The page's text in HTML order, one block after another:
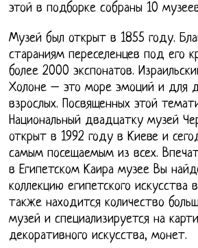
этой в подборке собраны 10
Музей был открыт в 1855 году.
стараниям переселенцев под его
более 2000 экспонатов.
Холоне – это море эмоций и для
взрослых. Посвященных этой
Национальный двадцатку музей
открыт в 1992 году в Киеве и
самым посещаемым из всех.
в Египетском Каира музее Вы
коллекцию египетского искусства
также находится количество
музей и специализируется на
декоративного искусства, монет.